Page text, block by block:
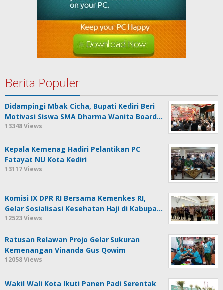
Berita Populer
Didampingi Mbak Cicha, Bupati Kediri Beri
Motivasi Siswa SMA Dharma Wanita Board…
13348 Views
Kepala Kemenag Hadiri Pelantikan PC
Fatayat NU Kota Kediri
13117 Views
Komisi IX DPR RI Bersama Kemenkes RI,
Gelar Sosialisasi Kesehatan Haji di Kabupa…
12523 Views
Ratusan Relawan Projo Gelar Sukuran
Kemenangan Vinanda Gus Qowim
12058 Views
Wakil Wali Kota Ikuti Panen Padi Serentak